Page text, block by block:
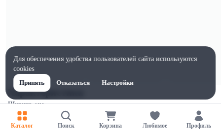
Характеристики
Ширина, мм
210
Высота, мм
Каталог Поиск Корзина Любимое Профиль
Для обеспечения удобства пользователей сайта используются
cookies
Принять
Отказаться Настройки